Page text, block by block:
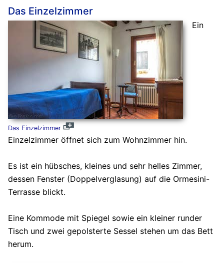
Das Einzelzimmer
Das Einzelzimmer
Ein
Einzelzimmer öffnet sich zum Wohnzimmer hin.
Es ist ein hübsches, kleines und sehr helles Zimmer,
dessen Fenster (Doppelverglasung) auf die Ormesini-
Terrasse blickt.
Eine Kommode mit Spiegel sowie ein kleiner runder
Tisch und zwei gepolsterte Sessel stehen um das Bett
herum.